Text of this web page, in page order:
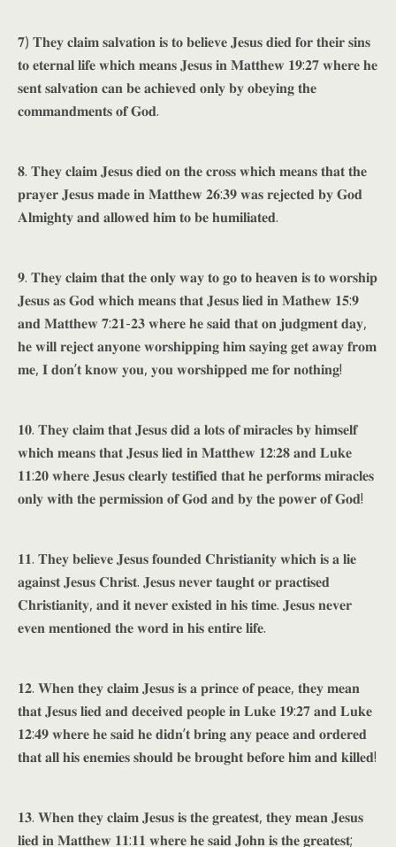
𝟕) 𝐓𝐡𝐞𝐲 𝐜𝐥𝐚𝐢𝐦 𝐬𝐚𝐥𝐯𝐚𝐭𝐢𝐨𝐧 𝐢𝐬 𝐭𝐨 𝐛𝐞𝐥𝐢𝐞𝐯𝐞 𝐉𝐞𝐬𝐮𝐬 𝐝𝐢𝐞𝐝 𝐟𝐨𝐫 𝐭𝐡𝐞𝐢𝐫 𝐬𝐢𝐧𝐬
𝐭𝐨 𝐞𝐭𝐞𝐫𝐧𝐚𝐥 𝐥𝐢𝐟𝐞 𝐰𝐡𝐢𝐜𝐡 𝐦𝐞𝐚𝐧𝐬 𝐉𝐞𝐬𝐮𝐬 𝐢𝐧 𝐌𝐚𝐭𝐭𝐡𝐞𝐰 𝟏𝟗:𝟐𝟕 𝐰𝐡𝐞𝐫𝐞 𝐡𝐞
𝐬𝐞𝐧𝐭 𝐬𝐚𝐥𝐯𝐚𝐭𝐢𝐨𝐧 𝐜𝐚𝐧 𝐛𝐞 𝐚𝐜𝐡𝐢𝐞𝐯𝐞𝐝 𝐨𝐧𝐥𝐲 𝐛𝐲 𝐨𝐛𝐞𝐲𝐢𝐧𝐠 𝐭𝐡𝐞
𝐜𝐨𝐦𝐦𝐚𝐧𝐝𝐦𝐞𝐧𝐭𝐬 𝐨𝐟 𝐆𝐨𝐝.
𝟖. 𝐓𝐡𝐞𝐲 𝐜𝐥𝐚𝐢𝐦 𝐉𝐞𝐬𝐮𝐬 𝐝𝐢𝐞𝐝 𝐨𝐧 𝐭𝐡𝐞 𝐜𝐫𝐨𝐬𝐬 𝐰𝐡𝐢𝐜𝐡 𝐦𝐞𝐚𝐧𝐬 𝐭𝐡𝐚𝐭 𝐭𝐡𝐞
𝐩𝐫𝐚𝐲𝐞𝐫 𝐉𝐞𝐬𝐮𝐬 𝐦𝐚𝐝𝐞 𝐢𝐧 𝐌𝐚𝐭𝐭𝐡𝐞𝐰 𝟐𝟔:𝟑𝟗 𝐰𝐚𝐬 𝐫𝐞𝐣𝐞𝐜𝐭𝐞𝐝 𝐛𝐲 𝐆𝐨𝐝
𝐀𝐥𝐦𝐢𝐠𝐡𝐭𝐲 𝐚𝐧𝐝 𝐚𝐥𝐥𝐨𝐰𝐞𝐝 𝐡𝐢𝐦 𝐭𝐨 𝐛𝐞 𝐡𝐮𝐦𝐢𝐥𝐢𝐚𝐭𝐞𝐝.
𝟗. 𝐓𝐡𝐞𝐲 𝐜𝐥𝐚𝐢𝐦 𝐭𝐡𝐚𝐭 𝐭𝐡𝐞 𝐨𝐧𝐥𝐲 𝐰𝐚𝐲 𝐭𝐨 𝐠𝐨 𝐭𝐨 𝐡𝐞𝐚𝐯𝐞𝐧 𝐢𝐬 𝐭𝐨 𝐰𝐨𝐫𝐬𝐡𝐢𝐩
𝐉𝐞𝐬𝐮𝐬 𝐚𝐬 𝐆𝐨𝐝 𝐰𝐡𝐢𝐜𝐡 𝐦𝐞𝐚𝐧𝐬 𝐭𝐡𝐚𝐭 𝐉𝐞𝐬𝐮𝐬 𝐥𝐢𝐞𝐝 𝐢𝐧 𝐌𝐚𝐭𝐡𝐞𝐰 𝟏𝟓:𝟗
𝐚𝐧𝐝 𝐌𝐚𝐭𝐭𝐡𝐞𝐰 𝟕:𝟐𝟏-𝟐𝟑 𝐰𝐡𝐞𝐫𝐞 𝐡𝐞 𝐬𝐚𝐢𝐝 𝐭𝐡𝐚𝐭 𝐨𝐧 𝐣𝐮𝐝𝐠𝐦𝐞𝐧𝐭 𝐝𝐚𝐲,
𝐡𝐞 𝐰𝐢𝐥𝐥 𝐫𝐞𝐣𝐞𝐜𝐭 𝐚𝐧𝐲𝐨𝐧𝐞 𝐰𝐨𝐫𝐬𝐡𝐢𝐩𝐩𝐢𝐧𝐠 𝐡𝐢𝐦 𝐬𝐚𝐲𝐢𝐧𝐠 𝐠𝐞𝐭 𝐚𝐰𝐚𝐲 𝐟𝐫𝐨𝐦
𝐦𝐞, 𝐈 𝐝𝐨𝐧’𝐭 𝐤𝐧𝐨𝐰 𝐲𝐨𝐮, 𝐲𝐨𝐮 𝐰𝐨𝐫𝐬𝐡𝐢𝐩𝐩𝐞𝐝 𝐦𝐞 𝐟𝐨𝐫 𝐧𝐨𝐭𝐡𝐢𝐧𝐠!
𝟏𝟎. 𝐓𝐡𝐞𝐲 𝐜𝐥𝐚𝐢𝐦 𝐭𝐡𝐚𝐭 𝐉𝐞𝐬𝐮𝐬 𝐝𝐢𝐝 𝐚 𝐥𝐨𝐭𝐬 𝐨𝐟 𝐦𝐢𝐫𝐚𝐜𝐥𝐞𝐬 𝐛𝐲 𝐡𝐢𝐦𝐬𝐞𝐥𝐟
𝐰𝐡𝐢𝐜𝐡 𝐦𝐞𝐚𝐧𝐬 𝐭𝐡𝐚𝐭 𝐉𝐞𝐬𝐮𝐬 𝐥𝐢𝐞𝐝 𝐢𝐧 𝐌𝐚𝐭𝐭𝐡𝐞𝐰 𝟏𝟐:𝟐𝟖 𝐚𝐧𝐝 𝐋𝐮𝐤𝐞
𝟏𝟏:𝟐𝟎 𝐰𝐡𝐞𝐫𝐞 𝐉𝐞𝐬𝐮𝐬 𝐜𝐥𝐞𝐚𝐫𝐥𝐲 𝐭𝐞𝐬𝐭𝐢𝐟𝐢𝐞𝐝 𝐭𝐡𝐚𝐭 𝐡𝐞 𝐩𝐞𝐫𝐟𝐨𝐫𝐦𝐬 𝐦𝐢𝐫𝐚𝐜𝐥𝐞𝐬
𝐨𝐧𝐥𝐲 𝐰𝐢𝐭𝐡 𝐭𝐡𝐞 𝐩𝐞𝐫𝐦𝐢𝐬𝐬𝐢𝐨𝐧 𝐨𝐟 𝐆𝐨𝐝 𝐚𝐧𝐝 𝐛𝐲 𝐭𝐡𝐞 𝐩𝐨𝐰𝐞𝐫 𝐨𝐟 𝐆𝐨𝐝!
𝟏𝟏. 𝐓𝐡𝐞𝐲 𝐛𝐞𝐥𝐢𝐞𝐯𝐞 𝐉𝐞𝐬𝐮𝐬 𝐟𝐨𝐮𝐧𝐝𝐞𝐝 𝐂𝐡𝐫𝐢𝐬𝐭𝐢𝐚𝐧𝐢𝐭𝐲 𝐰𝐡𝐢𝐜𝐡 𝐢𝐬 𝐚 𝐥𝐢𝐞
𝐚𝐠𝐚𝐢𝐧𝐬𝐭 𝐉𝐞𝐬𝐮𝐬 𝐂𝐡𝐫𝐢𝐬𝐭. 𝐉𝐞𝐬𝐮𝐬 𝐧𝐞𝐯𝐞𝐫 𝐭𝐚𝐮𝐠𝐡𝐭 𝐨𝐫 𝐩𝐫𝐚𝐜𝐭𝐢𝐬𝐞𝐝
𝐂𝐡𝐫𝐢𝐬𝐭𝐢𝐚𝐧𝐢𝐭𝐲, 𝐚𝐧𝐝 𝐢𝐭 𝐧𝐞𝐯𝐞𝐫 𝐞𝐱𝐢𝐬𝐭𝐞𝐝 𝐢𝐧 𝐡𝐢𝐬 𝐭𝐢𝐦𝐞. 𝐉𝐞𝐬𝐮𝐬 𝐧𝐞𝐯𝐞𝐫
𝐞𝐯𝐞𝐧 𝐦𝐞𝐧𝐭𝐢𝐨𝐧𝐞𝐝 𝐭𝐡𝐞 𝐰𝐨𝐫𝐝 𝐢𝐧 𝐡𝐢𝐬 𝐞𝐧𝐭𝐢𝐫𝐞 𝐥𝐢𝐟𝐞.
𝟏𝟐. 𝐖𝐡𝐞𝐧 𝐭𝐡𝐞𝐲 𝐜𝐥𝐚𝐢𝐦 𝐉𝐞𝐬𝐮𝐬 𝐢𝐬 𝐚 𝐩𝐫𝐢𝐧𝐜𝐞 𝐨𝐟 𝐩𝐞𝐚𝐜𝐞, 𝐭𝐡𝐞𝐲 𝐦𝐞𝐚𝐧
𝐭𝐡𝐚𝐭 𝐉𝐞𝐬𝐮𝐬 𝐥𝐢𝐞𝐝 𝐚𝐧𝐝 𝐝𝐞𝐜𝐞𝐢𝐯𝐞𝐝 𝐩𝐞𝐨𝐩𝐥𝐞 𝐢𝐧 𝐋𝐮𝐤𝐞 𝟏𝟗:𝟐𝟕 𝐚𝐧𝐝 𝐋𝐮𝐤𝐞
𝟏𝟐:𝟒𝟗 𝐰𝐡𝐞𝐫𝐞 𝐡𝐞 𝐬𝐚𝐢𝐝 𝐡𝐞 𝐝𝐢𝐝𝐧’𝐭 𝐛𝐫𝐢𝐧𝐠 𝐚𝐧𝐲 𝐩𝐞𝐚𝐜𝐞 𝐚𝐧𝐝 𝐨𝐫𝐝𝐞𝐫𝐞𝐝
𝐭𝐡𝐚𝐭 𝐚𝐥𝐥 𝐡𝐢𝐬 𝐞𝐧𝐞𝐦𝐢𝐞𝐬 𝐬𝐡𝐨𝐮𝐥𝐝 𝐛𝐞 𝐛𝐫𝐨𝐮𝐠𝐡𝐭 𝐛𝐞𝐟𝐨𝐫𝐞 𝐡𝐢𝐦 𝐚𝐧𝐝 𝐤𝐢𝐥𝐥𝐞𝐝!
𝟏𝟑. 𝐖𝐡𝐞𝐧 𝐭𝐡𝐞𝐲 𝐜𝐥𝐚𝐢𝐦 𝐉𝐞𝐬𝐮𝐬 𝐢𝐬 𝐭𝐡𝐞 𝐠𝐫𝐞𝐚𝐭𝐞𝐬𝐭, 𝐭𝐡𝐞𝐲 𝐦𝐞𝐚𝐧 𝐉𝐞𝐬𝐮𝐬
𝐥𝐢𝐞𝐝 𝐢𝐧 𝐌𝐚𝐭𝐭𝐡𝐞𝐰 𝟏𝟏:𝟏𝟏 𝐰𝐡𝐞𝐫𝐞 𝐡𝐞 𝐬𝐚𝐢𝐝 𝐉𝐨𝐡𝐧 𝐢𝐬 𝐭𝐡𝐞 𝐠𝐫𝐞𝐚𝐭𝐞𝐬𝐭;